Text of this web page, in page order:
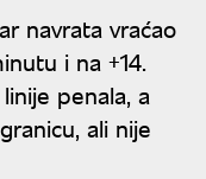
navrata vraćao
i na +14.
penala, a
ali nije